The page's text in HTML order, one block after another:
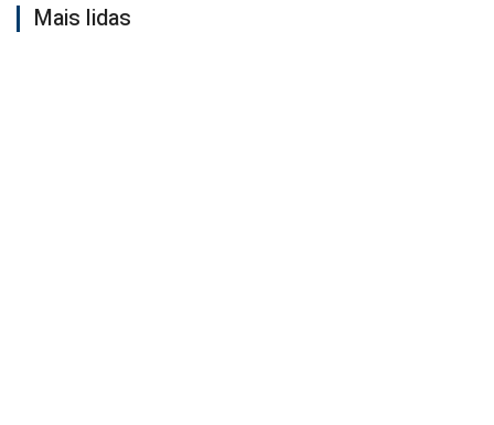
Mais lidas